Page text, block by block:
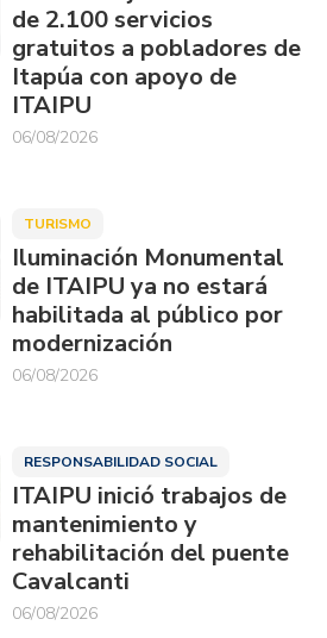
de 2.100 servicios
gratuitos a pobladores de
Itapúa con apoyo de
ITAIPU
06/08/2026
TURISMO
Iluminación Monumental
de ITAIPU ya no estará
habilitada al público por
modernización
06/08/2026
RESPONSABILIDAD SOCIAL
ITAIPU inició trabajos de
mantenimiento y
rehabilitación del puente
Cavalcanti
06/08/2026